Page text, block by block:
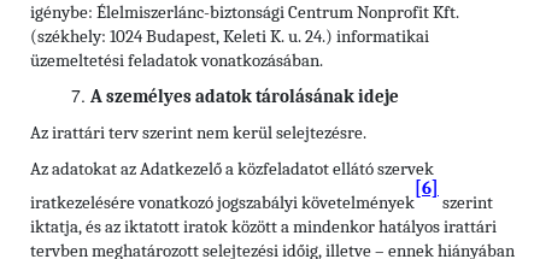
igénybe: Élelmiszerlánc-biztonsági Centrum Nonprofit Kft.
(székhely: 1024 Budapest, Keleti K. u. 24.) informatikai
üzemeltetési feladatok vonatkozásában.
A személyes adatok tárolásának ideje
Az irattári terv szerint nem kerül selejtezésre.
Az adatokat az Adatkezelő a közfeladatot ellátó szervek
iratkezelésére vonatkozó jogszabályi követelmények
[6]
szerint
iktatja, és az iktatott iratok között a mindenkor hatályos irattári
tervben meghatározott selejtezési időig, illetve – ennek hiányában